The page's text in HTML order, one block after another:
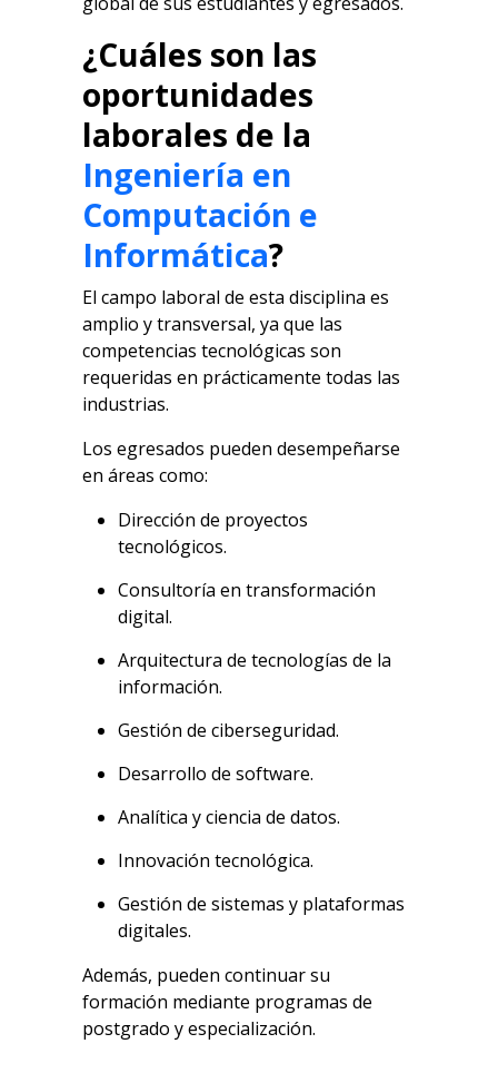
¿Cuáles son las
oportunidades
laborales de la
Ingeniería en
Computación e
Informática?
El campo laboral de esta disciplina es
amplio y transversal, ya que las
competencias tecnológicas son
requeridas en prácticamente todas las
industrias.
Los egresados pueden desempeñarse
en áreas como:
Dirección de proyectos
tecnológicos.
Consultoría en transformación
digital.
Arquitectura de tecnologías de la
información.
Gestión de ciberseguridad.
Desarrollo de software.
Analítica y ciencia de datos.
Innovación tecnológica.
Gestión de sistemas y plataformas
digitales.
Además, pueden continuar su
formación mediante programas de
postgrado y especialización.